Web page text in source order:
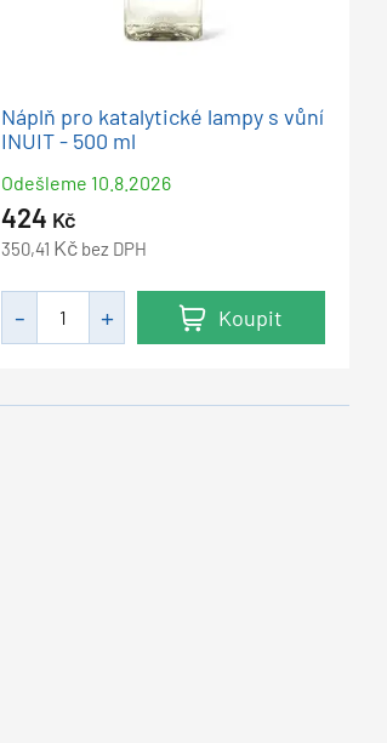
Náplň pro katalytické lampy s vůní
INUIT - 500 ml
Odešleme 10.8.2026
424 Kč
350,41 Kč bez DPH
Koupit